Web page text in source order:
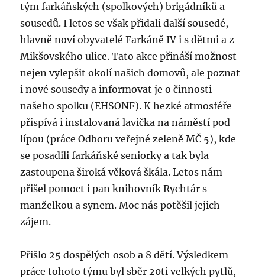
tým farkáňských (spolkových) brigádníků a
sousedů. I letos se však přidali další sousedé,
hlavně noví obyvatelé Farkáně IV i s dětmi a z
Mikšovského ulice. Tato akce přináší možnost
nejen vylepšit okolí našich domovů, ale poznat
i nové sousedy a informovat je o činnosti
našeho spolku (EHSONF). K hezké atmosféře
přispívá i instalovaná lavička na náměstí pod
lípou (práce Odboru veřejné zeleně MČ 5), kde
se posadili farkáňské seniorky a tak byla
zastoupena široká věková škála. Letos nám
přišel pomoct i pan knihovník Rychtár s
manželkou a synem. Moc nás potěšil jejich
zájem.
Přišlo 25 dospělých osob a 8 dětí. Výsledkem
práce tohoto týmu byl sběr 20ti velkých pytlů,